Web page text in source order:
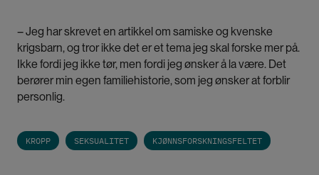
– Jeg har skrevet en artikkel om samiske og kvenske
krigsbarn, og tror ikke det er et tema jeg skal forske mer på.
Ikke fordi jeg ikke tør, men fordi jeg ønsker å la være. Det
berører min egen familiehistorie, som jeg ønsker at forblir
personlig.
KROPP SEKSUALITET KJØNNSFORSKNINGSFELTET